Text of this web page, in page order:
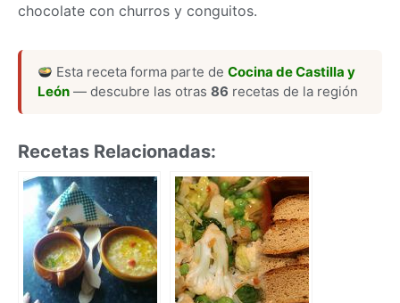
chocolate con churros y conguitos.
Esta receta forma parte deCocina de Castilla y
León — descubre las otras 86 recetas de la región
Recetas Relacionadas: